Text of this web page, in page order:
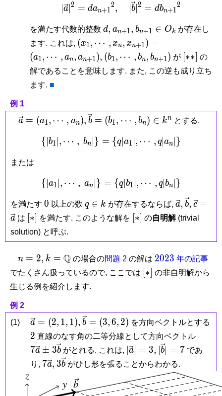
2}}
|\vec a|^2 =
∣a∣2 = dan+1
2, ∣b∣2 = dbn+1
2
を満たす代数的整数 d,
d, a_{n+1},
an+1, b_{n+1}
\in O_k
bn+1 ∈ Ok が存在し
ます. これは, (x_1,\cdots,x_n,x_{n+1})
=
(a_1,\cdots,a_n,a_{n+1}),
(x1, ⋯ , xn, xn+1) =
(a1, ⋯ , an, an+1), (b_1,\cdots,b_n,b_{n+1})
(b1, ⋯ , bn, bn+1) が [\ast\ast
]
[∗∗] の
解であることを意味します. また, この逆も成り立ち
ます. ■
例 1
\vec a =
a = (a1, ⋯ , an), \vec b =
\in k^n
b = (b1, ⋯ , bn) ∈ kn とする.
\{ |b_1|,\cdots,|b_n|\} =
{∣b1 ∣, ⋯ , ∣bn ∣} = {q∣a1 ∣, ⋯ , q∣an ∣}
または
\{ |a_1|,\cdots,|a_n|\} =
{∣a1 ∣, ⋯ , ∣an ∣} = {q∣b1 ∣, ⋯ , q∣bn ∣}
を満たす 0
0 以上の数 q
\in
k
q ∈ k が存在するならば,\vec
a,
a, \vec
b,
b, \vec
c =
c =
a は [\ast
]
[∗] を満たす. このような解を [\ast
[∗] の自明解(trivial
solution) と呼ぶ.
n
=
2,
n = 2, k =
\mathbb
Q
k = Q の場合の問題 2 の解は 2023
2023 年の記事
でたくさん扱っているので, ここでは [\ast
[∗] の非自明解から
生じる例を紹介します.
例 2
(1)
\vec a
=
(2,1,1),
a = (2, 1, 1), \vec b
=
(3,6,2)
b = (3,6, 2) を方向ベクトルとする
2
2 直線のなす角の二等分線として方向ベクトル
a\pm
3\vec
7a ± 3bがとれる. これは, |\vec
a| =
3,
∣a∣ = 3, |\vec
b| =
7
∣b∣ = 7 であ
り, 7\vec
7a, 3\vec
3b がひし形を張ることからわかる.